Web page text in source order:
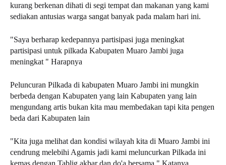
kurang berkenan dihati di segi tempat dan makanan yang kami
sediakan antusias warga sangat banyak pada malam hari ini.
"Saya berharap kedepannya partisipasi juga meningkat
partisipasi untuk pilkada Kabupaten Muaro Jambi juga
meningkat " Harapnya
Peluncuran Pilkada di kabupaten Muaro Jambi ini mungkin
berbeda dengan Kabupaten yang lain Kabupaten yang lain
mengundang artis bukan kita mau membedakan tapi kita pengen
beda dari Kabupaten lain
"Kita juga melihat dan kondisi wilayah kita di Muaro Jambi ini
cendrung melebihi Agamis jadi kami meluncurkan Pilkada ini
kemas dengan Tablig akbar dan do'a bersama " Katanya